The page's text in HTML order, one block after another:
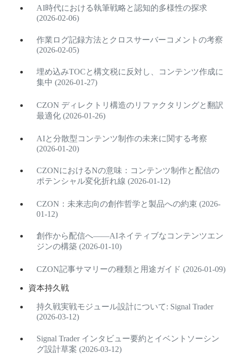
AI時代における執筆戦略と認知的多様性の探求
(2026-02-06)
作業ログ記録方法とクロスサーバーコメントの考察
(2026-02-05)
埋め込みTOCと構文税に反対し、コンテンツ作成に
集中 (2026-01-27)
CZON ディレクトリ構造のリファクタリングと翻訳
最適化 (2026-01-26)
AIと分散型コンテンツ制作の未来に関する考察
(2026-01-20)
CZONにおけるNの意味：コンテンツ制作と配信の
ポテンシャル変化折れ線 (2026-01-12)
CZON：未来志向の創作哲学と製品への約束 (2026-
01-12)
創作から配信へ――AIネイティブなコンテンツエン
ジンの構築 (2026-01-10)
CZON記事サマリーの種類と用途ガイド (2026-01-09)
資本持久戦
持久戦実戦モジュール設計について: Signal Trader
(2026-03-12)
Signal Trader インタビュー要約とイベントソーシン
グ設計草案 (2026-03-12)